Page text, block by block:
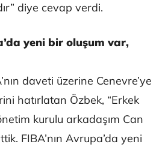
diye cevap verdi.
yeni bir oluşum var,
daveti üzerine Cenevre’ye
hatırlatan Özbek, “Erkek
kurulu arkadaşım Can
FIBA’nın Avrupa’da yeni